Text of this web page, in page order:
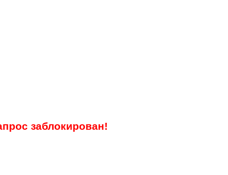
заблокирован!